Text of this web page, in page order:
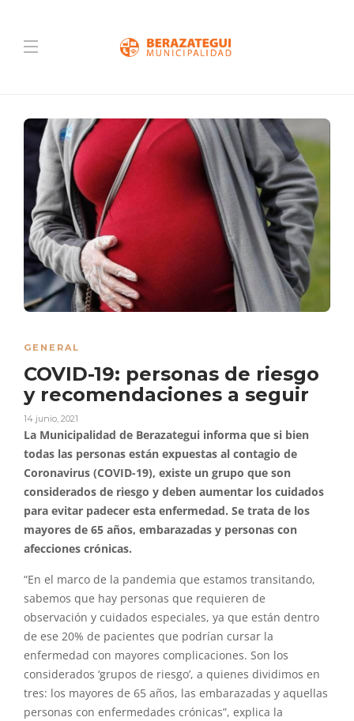
GENERAL
COVID-19: personas de riesgo
y recomendaciones a seguir
14 junio, 2021
La Municipalidad de Berazategui informa que si bien
todas las personas están expuestas al contagio de
Coronavirus (COVID-19), existe un grupo que son
considerados de riesgo y deben aumentar los cuidados
para evitar padecer esta enfermedad. Se trata de los
mayores de 65 años, embarazadas y personas con
afecciones crónicas.
“En el marco de la pandemia que estamos transitando,
sabemos que hay personas que requieren de
observación y cuidados especiales, ya que están dentro
de ese 20% de pacientes que podrían cursar la
enfermedad con mayores complicaciones. Son los
considerados ‘grupos de riesgo’, a quienes dividimos en
tres: los mayores de 65 años, las embarazadas y aquellas
personas con enfermedades crónicas”, explica la